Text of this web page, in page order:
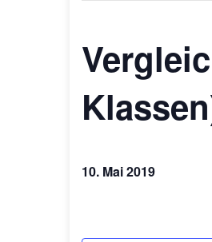
10. Mai 2019